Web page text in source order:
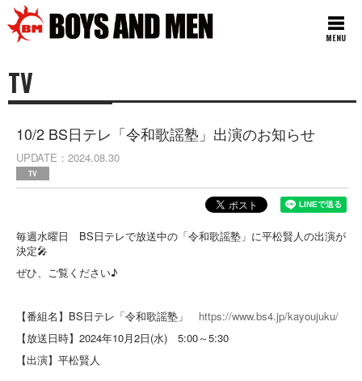
MENU
TV
10/2 BS日テレ「令和歌謡塾」出演のお知らせ
UPDATE 2024.08.30
TV
毎週水曜日 BS日テレで放送中の「令和歌謡塾」に平松賢人の出演が
決定🎤
ぜひ、ご覧ください♪
【番組名】BS日テレ「令和歌謡塾」 https://www.bs4.jp/kayoujuku/
【放送日時】2024年10月2日(水) 5:00～5:30
【出演】平松賢人